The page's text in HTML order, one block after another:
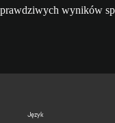
prawdziwych wyników
Język